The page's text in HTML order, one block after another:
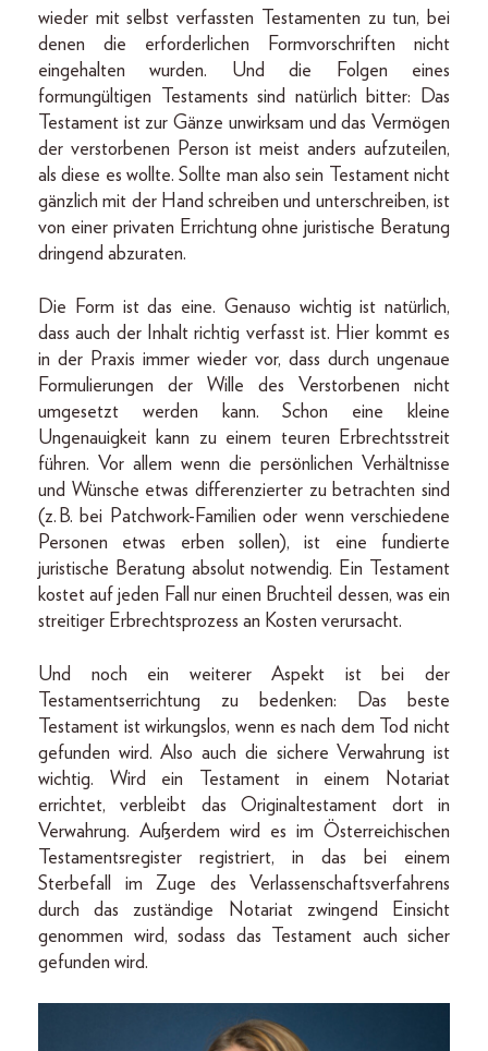
wieder mit selbst verfassten Testamenten zu tun, bei
denen die erforderlichen Formvorschriften nicht
eingehalten wurden. Und die Folgen eines
formungültigen Testaments sind natürlich bitter: Das
Testament ist zur Gänze unwirksam und das Vermögen
der verstorbenen Person ist meist anders aufzuteilen,
als diese es wollte. Sollte man also sein Testament nicht
gänzlich mit der Hand schreiben und unterschreiben, ist
von einer privaten Errichtung ohne juristische Beratung
dringend abzuraten.
Die Form ist das eine. Genauso wichtig ist natürlich,
dass auch der Inhalt richtig verfasst ist. Hier kommt es
in der Praxis immer wieder vor, dass durch ungenaue
Formulierungen der Wille des Verstorbenen nicht
umgesetzt werden kann. Schon eine kleine
Ungenauigkeit kann zu einem teuren Erbrechtsstreit
führen. Vor allem wenn die persönlichen Verhältnisse
und Wünsche etwas differenzierter zu betrachten sind
(z. B. bei Patchwork-Familien oder wenn verschiedene
Personen etwas erben sollen), ist eine fundierte
juristische Beratung absolut notwendig. Ein Testament
kostet auf jeden Fall nur einen Bruchteil dessen, was ein
streitiger Erb­rechtsprozess an Kosten verursacht.
Und noch ein weiterer Aspekt ist bei der
Testaments­errichtung zu bedenken: Das beste
Testament ist wirkungslos, wenn es nach dem Tod nicht
gefunden wird. Also auch die sichere Verwahrung ist
wichtig. Wird ein Testament in einem Notariat
errichtet, verbleibt das Originaltestament dort in
Verwahrung. Außerdem wird es im Österreichischen
Testamentsregister registriert, in das bei einem
Sterbefall im Zuge des Verlassenschaftsverfahrens
durch das zuständige Notariat zwingend Einsicht
genommen wird, sodass das Testament auch sicher
gefunden wird.